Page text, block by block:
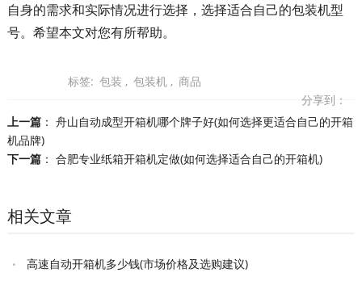
自身的需求和实际情况进行选择，选择适合自己的包装机型
号。希望本文对您有所帮助。
标签: 包装 , 包装机 , 商品
分享到：
上一篇： 舟山自动成型开箱机哪个牌子好(如何选择更适合自己的开箱
机品牌)
下一篇： 合肥专业纸箱开箱机定做(如何选择适合自己的开箱机)
相关文章
高速自动开箱机多少钱(市场价格及选购建议)